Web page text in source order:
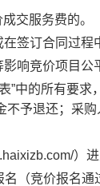
交服务费的。
签订合同过程
响竞价项目公
”中的所有要
予退还；采
）
名（竞价报名通